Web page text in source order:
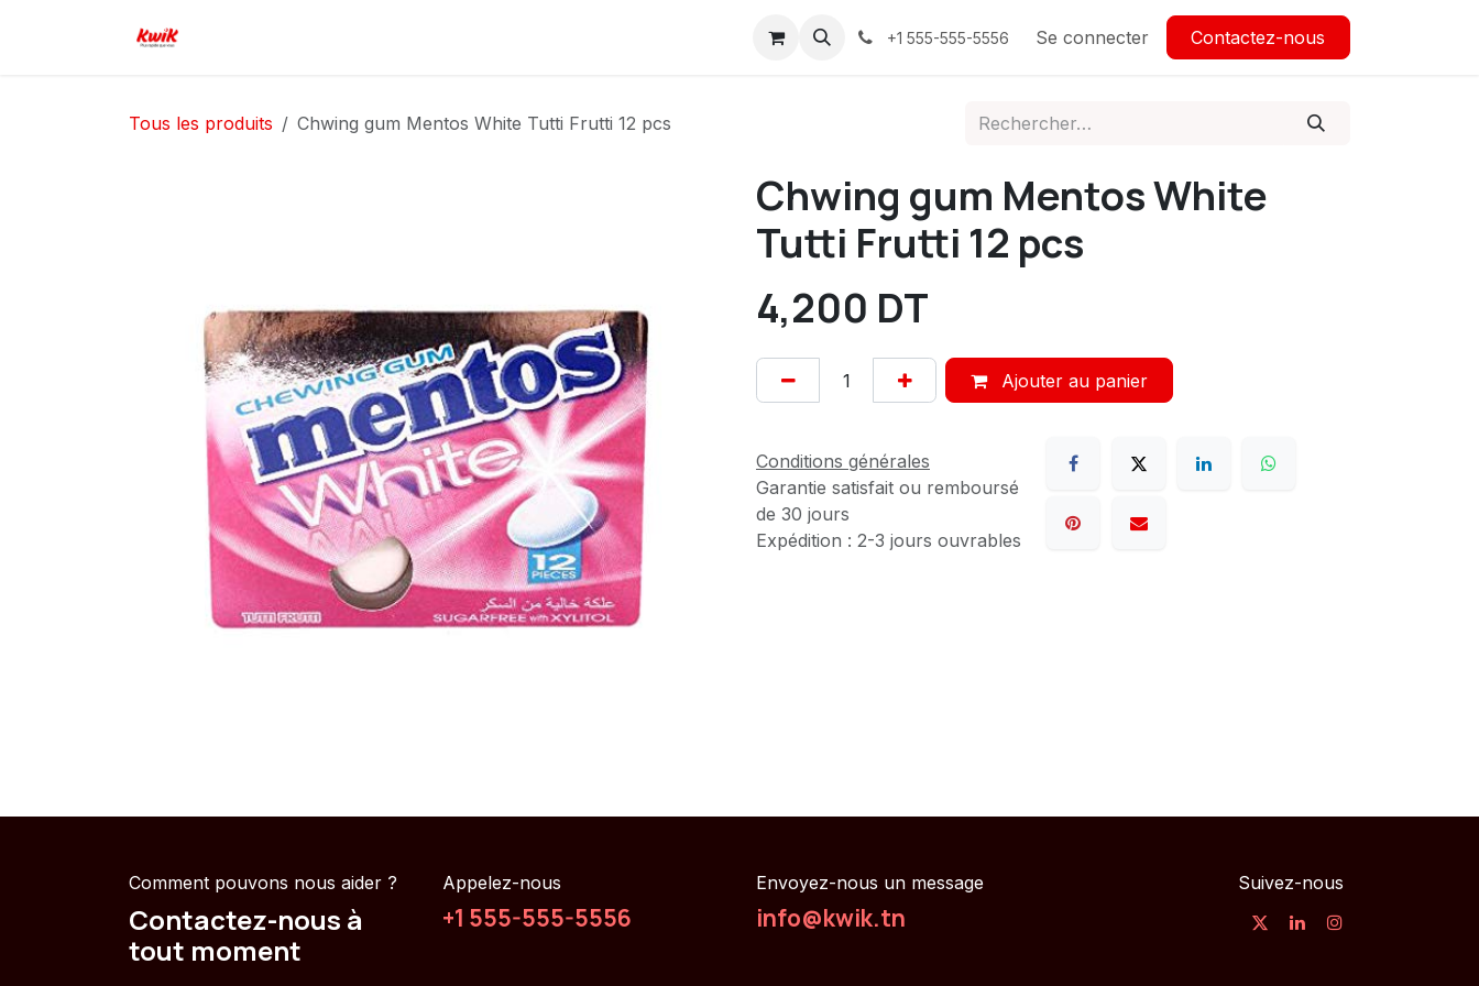
Contactez-nous Confidentialité+1 555-555-5556 Se connecter Contactez-nous
Tous les produits Chwing gum Mentos White Tutti Frutti 12 pcs
Chwing gum Mentos White
Tutti Frutti 12 pcs
4,200 DT
Ajouter au panier
Conditions générales
Garantie satisfait ou remboursé
de 30 jours
Expédition : 2-3 jours ouvrables
Comment pouvons nous aider ?
Contactez-nous à
tout moment
Appelez-nous
+1 555-555-5556
Envoyez-nous un message
info@kwik.tn
Suivez-nous